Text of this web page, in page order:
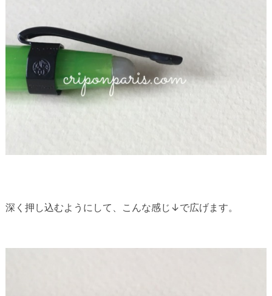
深く押し込むようにして、こんな感じ↓で広げます。